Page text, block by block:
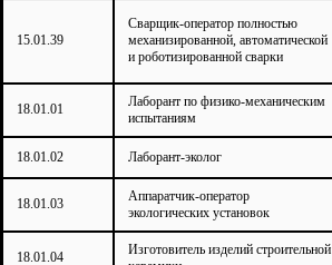
15.01.39
Сварщик-оператор полностью
механизированной, автоматической
и роботизированной сварки
18.01.01
Лаборант по физико-механическим
испытаниям
18.01.02 Лаборант-эколог
18.01.03
Аппаратчик-оператор
экологических установок
18.01.04
Изготовитель изделий строительной